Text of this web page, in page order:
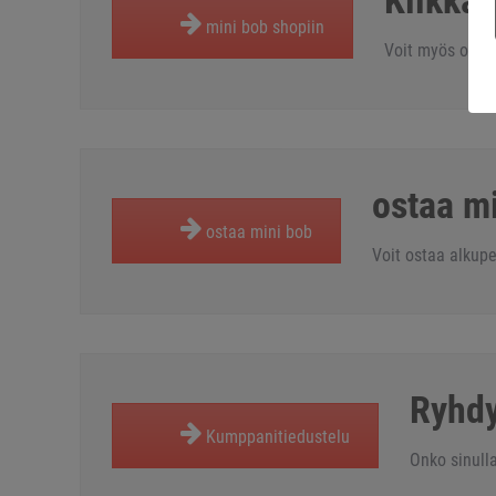
mini bob shopiin
Voit myös
ostaa mini bob
ostaa
Voit ostaa
Kumppanitiedustelu
Onko